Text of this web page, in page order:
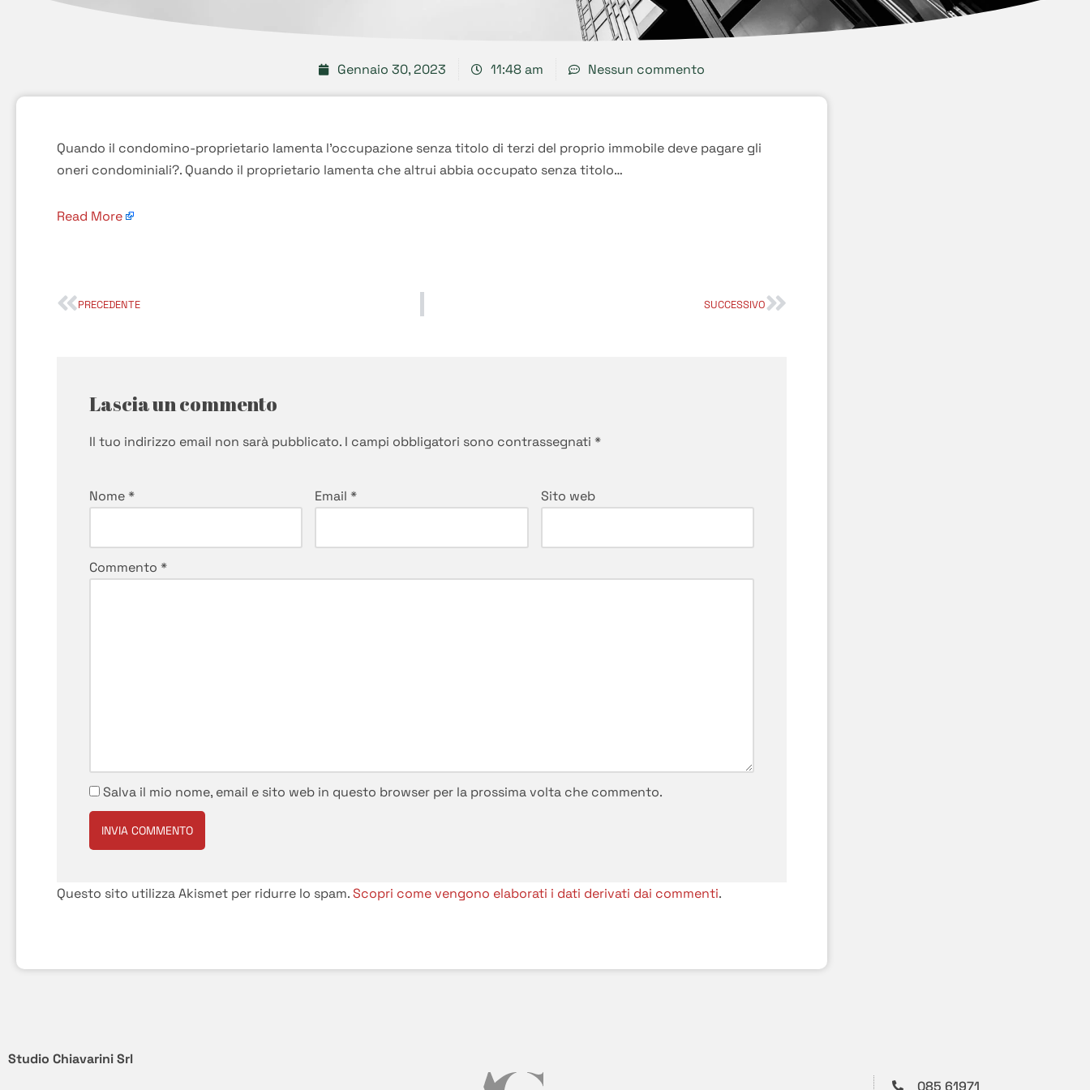
Gennaio 30, 2023 11:48 am Nessun commento
Quando il condomino-proprietario lamenta l’occupazione senza titolo di terzi del proprio immobile deve pagare gli
oneri condominiali?. Quando il proprietario lamenta che altrui abbia occupato senza titolo…
Read More
PRECEDENTE SUCCESSIVO
Lascia un commento
Il tuo indirizzo email non sarà pubblicato. I campi obbligatori sono contrassegnati *
Nome* Email* Sito web
Commento *
Salva il mio nome, email e sito web in questo browser per la prossima volta che commento.
Questo sito utilizza Akismet per ridurre lo spam.Scopri come vengono elaborati i dati derivati dai commenti.
Studio Chiavarini Srl
085 61971